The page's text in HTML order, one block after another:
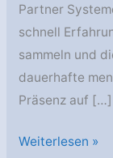
Partner
schnell
sammeln und
dauerhafte
Präsenz auf […]
Aufbau
Weiterlesen »